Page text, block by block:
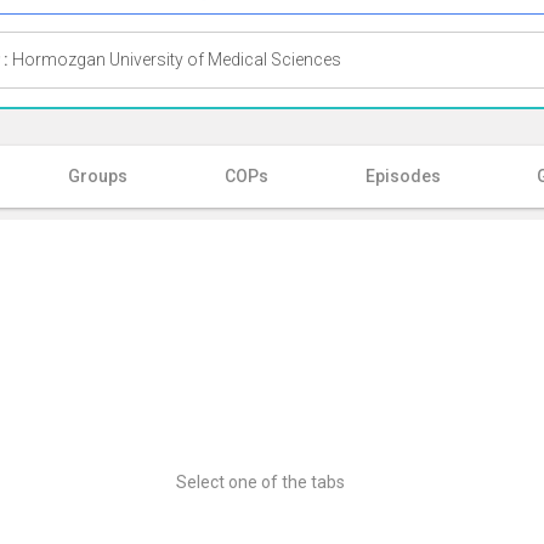
Hormozgan University of Medical Sciences
Groups COPs Episodes
Select one of the tabs